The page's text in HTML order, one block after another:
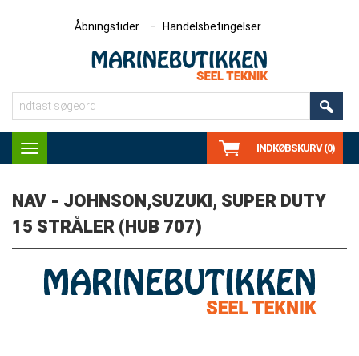
Åbningstider Handelsbetingelser
Toggle
navigation
INDKØBSKURV (0)
NAV - JOHNSON,SUZUKI, SUPER DUTY
15 STRÅLER (HUB 707)